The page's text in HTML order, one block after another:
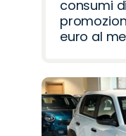
consumi
euro al